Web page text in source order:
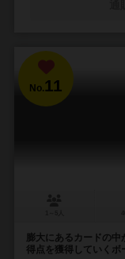
No.11
膨大にあるカードの
得点を獲得していくボ